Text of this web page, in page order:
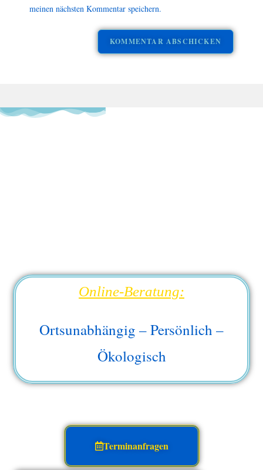
meinen nächsten Kommentar speichern.
Online-Beratung:
Ortsunabhängig – Persönlich –
Ökologisch
Terminanfragen